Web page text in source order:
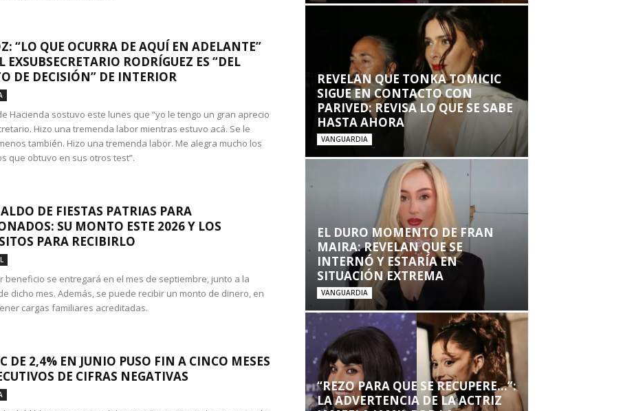
“LO QUE OCURRA DE AQUÍ EN ADELANTE”
EXSUBSECRETARIO RODRÍGUEZ ES “DEL
DE DECISIÓN” DE INTERIOR
Hacienda sostuvo este lunes que “yo le tengo un gran aprecio
Hizo una tremenda labor mientras estuvo acá. Se le
también. Hizo una tremenda labor. Me alegra mucho los
que obtuvo en sus otros test”.
DE FIESTAS PATRIAS PARA
SU MONTO ESTE 2026 Y LOS
PARA RECIBIRLO
beneficio se entregará en el mes de septiembre, junto a la
dicho mes. Además, se puede recibir un monto de dinero, en
cargas familiares acreditadas.
DE 2,4% EN JUNIO PUSO FIN A CINCO MESES
DE CIFRAS NEGATIVAS
REVELAN QUE TONKA TOMICIC
SIGUE EN CONTACTO CON
PARIVED: REVISA LO QUE SE SABE
HASTA AHORA
VANGUARDIA
EL DURO MOMENTO DE FRAN
MAIRA: REVELAN QUE SE
INTERNÓ Y ESTARÍA EN
SITUACIÓN EXTREMA
VANGUARDIA
“REZO PARA QUE SE RECUPERE…”:
LA ADVERTENCIA DE LA ACTRIZ